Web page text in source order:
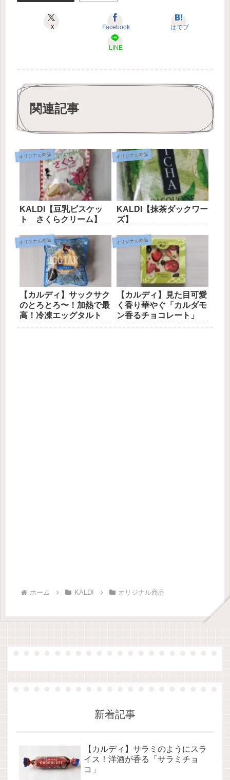
X Facebook はてブ
LINE
関連記事
オリジナル商品
KALDI【豆乳ビスケッ
ト さくらクリーム】
オリジナル商品
KALDI【抹茶ダックワー
ズ】
オリジナル商品
【カルディ】サックサク
のとろとろ〜！加熱で最
高！冷凍エッグタルト
オリジナル商品
【カルディ】見た目可愛
く香り華やぐ「カルダモ
ン香るチョコレート」
ホーム KALDI オリジナル商品
新着記事
【カルディ】サラミのようにスラ
イス！洋酒が香る「サラミチョ
コ」